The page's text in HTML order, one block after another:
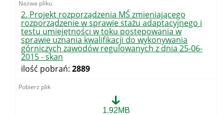
postępowania
w
sprawie
uznania
kwalifikacji
do
wykonywania
górniczych
zawodów
z
2. Projekt rozporządzenia MŚ zmieniającego
rozporządzenie w sprawie stażu adaptacyjnego i
testu umiejętności w toku postępowania w
sprawie uznania kwalifikacji do wykonywania
górniczych zawodów regulowanych z dnia 25-06-
2015 - skan
ilość pobrań: 2889
1.92MB